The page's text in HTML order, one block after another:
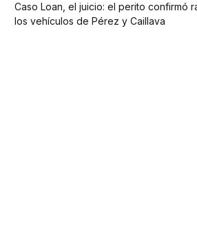
Caso Loan, el juicio: el perito confirmó
los vehículos de Pérez y Caillava